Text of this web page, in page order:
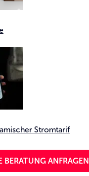
Strom­tarif
BERATUNG ANFRAGEN